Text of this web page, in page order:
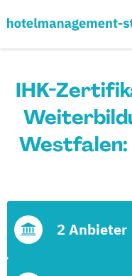
IHK-
Westfalen:
2 Anbieter